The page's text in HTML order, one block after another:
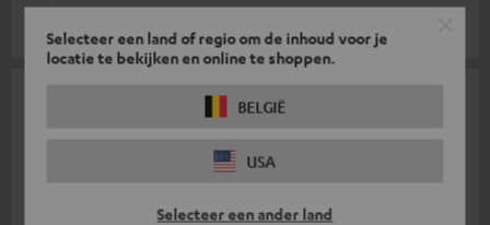
Selecteer een land of regio om de inhoud voor je
locatie te bekijken en online te shoppen.
BELGIË
USA
Selecteer een ander land
Deze beugel is een stukje kwaliteit. Degelijk en mooi
afgewerkt. Kan niet beter, goed af te stellen.